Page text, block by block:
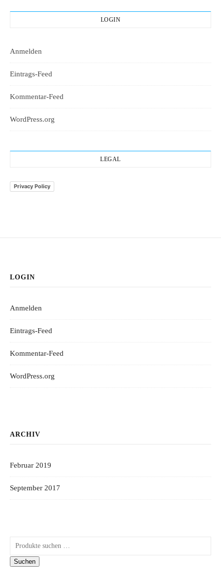
LOGIN
Anmelden
Eintrags-Feed
Kommentar-Feed
WordPress.org
LEGAL
Privacy Policy
LOGIN
Anmelden
Eintrags-Feed
Kommentar-Feed
WordPress.org
ARCHIV
Februar 2019
September 2017
Suchen nach:
Suchen